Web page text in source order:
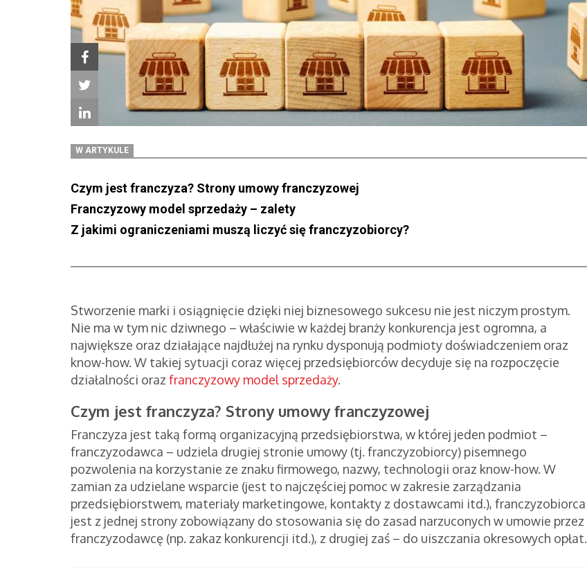
W ARTYKULE
Czym jest franczyza? Strony umowy franczyzowej
Franczyzowy model sprzedaży – zalety
Z jakimi ograniczeniami muszą liczyć się franczyzobiorcy?
Stworzenie marki i osiągnięcie dzięki niej biznesowego sukcesu nie jest niczym prostym.
Nie ma w tym nic dziwnego – właściwie w każdej branży konkurencja jest ogromna, a
największe oraz działające najdłużej na rynku dysponują podmioty doświadczeniem oraz
know-how. W takiej sytuacji coraz więcej przedsiębiorców decyduje się na rozpoczęcie
działalności oraz franczyzowy model sprzedaży.
Czym jest franczyza? Strony umowy franczyzowej
Franczyza jest taką formą organizacyjną przedsiębiorstwa, w której jeden podmiot –
franczyzodawca – udziela drugiej stronie umowy (tj. franczyzobiorcy) pisemnego
pozwolenia na korzystanie ze znaku firmowego, nazwy, technologii oraz know-how. W
zamian za udzielane wsparcie (jest to najczęściej pomoc w zakresie zarządzania
przedsiębiorstwem, materiały marketingowe, kontakty z dostawcami itd.), franczyzobiorca
jest z jednej strony zobowiązany do stosowania się do zasad narzuconych w umowie przez
franczyzodawcę (np. zakaz konkurencji itd.), z drugiej zaś – do uiszczania okresowych opłat.